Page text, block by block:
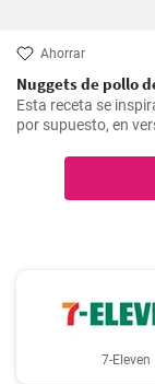
Ahorrar
Nuggets de pollo
Esta receta se
por supuesto, en
7-Eleven